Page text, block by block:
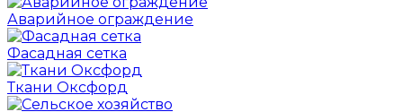
Аварийное ограждение
Фасадная сетка
Ткани Оксфорд